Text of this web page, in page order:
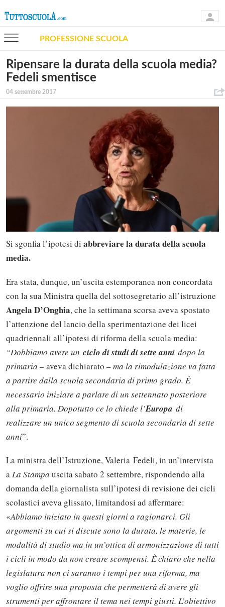
PROFESSIONE SCUOLA
Ripensare la durata della scuola media?
Fedeli smentisce
04 settembre 2017
Si sgonfia l’ipotesi di abbreviare la durata della scuola
media.
Era stata, dunque, un’uscita estemporanea non concordata
con la sua Ministra quella del sottosegretario all’istruzione
Angela D’Onghia, che la settimana scorsa aveva spostato
l’attenzione del lancio della sperimentazione dei licei
quadriennali all’ipotesi di riforma della scuola media:
“Dobbiamo avere un ciclo di studi di sette anni dopo la
primaria – aveva dichiarato –ma la rimodulazione va fatta
a partire dalla scuola secondaria di primo grado. È
necessario iniziare a parlare di un settennato posteriore
alla primaria. Dopotutto ce lo chiede l’Europa di
realizzare un unico segmento di scuola secondaria di sette
anni”.
La ministra dell’Istruzione, Valeria Fedeli, in un’intervista
aLa Stampa uscita sabato 2 settembre, rispondendo alla
domanda della giornalista sull’ipotesi di revisione dei cicli
scolastici aveva glissato, limitandosi ad affermare:
«Abbiamo iniziato in questi giorni a ragionarci. Gli
argomenti su cui si discute sono la durata, le materie, le
modalità di studio ma in un’ottica di armonizzazione di tutti
i cicli in modo da non creare scompensi. È chiaro che nella
legislatura non ci saranno i tempi per una riforma, ma
voglio offrire una proposta che permetterà di avere gli
strumenti per affrontare il tema nei tempi giusti. L’obiettivo